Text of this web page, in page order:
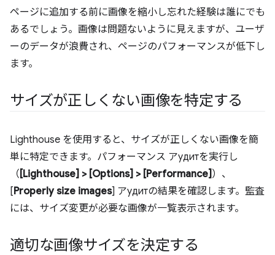
ページに追加する前に画像を縮小し忘れた経験は誰にでも
あるでしょう。画像は問題ないように見えますが、ユーザ
ーのデータが浪費され、ページのパフォーマンスが低下し
ます。
サイズが正しくない画像を特定する
Lighthouse を使用すると、サイズが正しくない画像を簡
単に特定できます。パフォーマンス アудитを実行し
（ [Lighthouse] > [Options] > [Performance] ）、
[Properly size images] アудитの結果を確認します。監査
には、サイズ変更が必要な画像が一覧表示されます。
適切な画像サイズを決定する